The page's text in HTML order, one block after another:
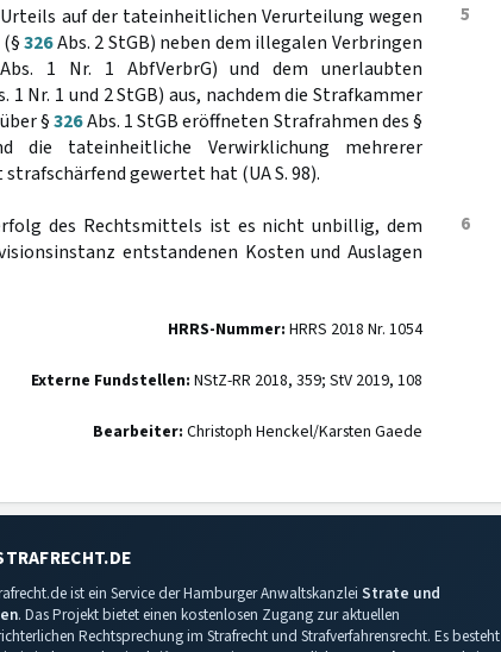
5
auf der tateinheitlichen Verurteilung wegen
(§326Abs. 2 StGB) neben dem illegalen Verbringen
Abs. 1 Nr. 1 AbfVerbrG) und dem unerlaubten
1 Nr. 1 und 2 StGB) aus, nachdem die Strafkammer
§326Abs. 1 StGB eröffneten Strafrahmen des §
tateinheitliche Verwirklichung mehrerer
gewertet hat (UA S. 98).
6
des Rechtsmittels ist es nicht unbillig, dem
entstandenen Kosten und Auslagen
HRRS-Nummer: HRRS 2018 Nr. 1054
Externe Fundstellen: NStZ-RR 2018, 359; StV 2019, 108
Bearbeiter: Christoph Henckel/Karsten Gaede
ist ein Service der Hamburger Anwaltskanzlei Strate und
. Das Projekt bietet einen kostenlosen Zugang zur aktuellen
Rechtsprechung im Strafrecht und Strafverfahrensrecht. Es besteht